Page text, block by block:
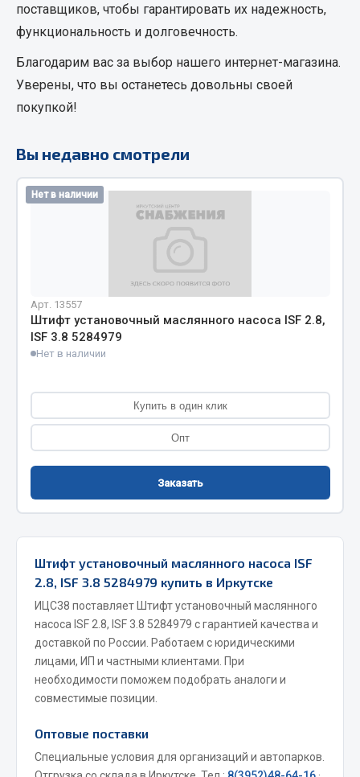
Болты
Гайки
Пресс-масленки
Пружины
Соединительные элементы
Адаптеры и переходники
Тройники
Угольники
Штуцеры
Инструмент
Автомобильный инструмент
Измерительный инструмент
Крепежный инструмент
Режущий инструмент
Силовое оборудование
Слесарный инструмент
Столярный инструмент
поставщиков, чтобы гарантировать их надежность,
функциональность и долговечность.
Благодарим вас за выбор нашего интернет-магазина.
Уверены, что вы останетесь довольны своей
покупкой!
Вы недавно смотрели
Нет в наличии
Арт. 13557
Штифт установочный маслянного насоса ISF 2.8,
ISF 3.8 5284979
Нет в наличии
Купить в один клик
Опт
Заказать
Штифт установочный маслянного насоса ISF
2.8, ISF 3.8 5284979 купить в Иркутске
ИЦС38 поставляет Штифт установочный маслянного
насоса ISF 2.8, ISF 3.8 5284979 с гарантией качества и
доставкой по России. Работаем с юридическими
лицами, ИП и частными клиентами. При
необходимости поможем подобрать аналоги и
совместимые позиции.
Оптовые поставки
Специальные условия для организаций и автопарков.